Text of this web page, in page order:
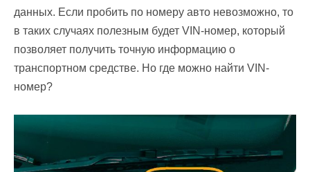
данных. Если пробить по номеру авто невозможно, то
в таких случаях полезным будет VIN-номер, который
позволяет получить точную информацию о
транспортном средстве. Но где можно найти VIN-
номер?